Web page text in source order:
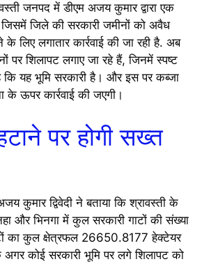
जनपद में डीएम अजय कुमार द्वारा एक
जिले की सरकारी जमीनों को अवैध
लिए लगातार कार्रवाई की जा रही है. अब
पर शिलापट लगाए जा रहे हैं, जिनमें स्पष्ट
कि यह भूमि सरकारी है। और इस पर कब्जा
ऊपर कार्रवाई की जएगी।
पर होगी सख्त
कुमार द्विवेदी ने बताया कि श्रावस्ती के
और भिनगा में कुल सरकारी गाटों की संख्या
का कुल क्षेत्रफल 26650.8177 हेक्टेयर
अगर कोई सरकारी भूमि पर लगे शिलापट को